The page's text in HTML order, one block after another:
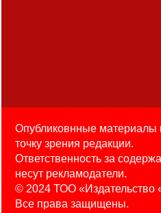
Опубликовнные материалы
точку зрения редакции.
Ответственность за
несут рекламодатели.
© 2024 ТОО «Издательство
Все права защищены.